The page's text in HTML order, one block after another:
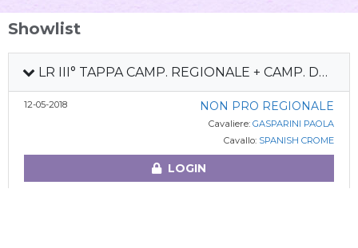
Showlist
LR III° TAPPA CAMP. REGIONALE + CAMP. DEBUTTANTI
12-05-2018 NON PRO REGIONALE
Cavaliere: GASPARINI PAOLA
Cavallo: SPANISH CROME
LOGIN